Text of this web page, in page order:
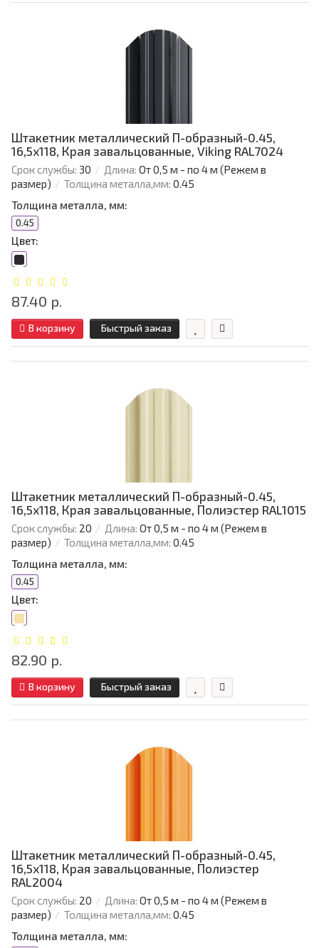
Штакетник металлический П-образный-0.45,
16,5х118, Края завальцованные, Viking RAL7024
Срок службы: 30 Длина: От 0,5 м - по 4 м (Режем в
размер)
Толщина металла,мм: 0.45
Толщина металла, мм:
0.45
Цвет:
87.40 р.
В корзину Быстрый заказ
Штакетник металлический П-образный-0.45,
16,5х118, Края завальцованные, Полиэстер RAL1015
Срок службы: 20 Длина: От 0,5 м - по 4 м (Режем в
размер)
Толщина металла,мм: 0.45
Толщина металла, мм:
0.45
Цвет:
82.90 р.
В корзину Быстрый заказ
Штакетник металлический П-образный-0.45,
16,5х118, Края завальцованные, Полиэстер
RAL2004
Срок службы: 20 Длина: От 0,5 м - по 4 м (Режем в
размер)
Толщина металла,мм: 0.45
Толщина металла, мм: